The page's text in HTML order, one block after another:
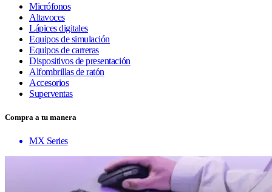
Micrófonos
Altavoces
Lápices digitales
Equipos de simulación
Equipos de carreras
Dispositivos de presentación
Alfombrillas de ratón
Accesorios
Superventas
Compra a tu manera
MX Series